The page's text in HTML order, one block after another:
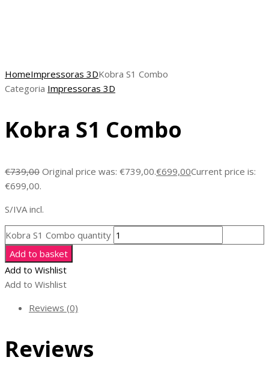
HomeImpressoras 3DKobra S1 Combo
Categoria Impressoras 3D
Kobra S1 Combo
€739,00 Original price was: €739,00.€699,00Current price is:
€699,00.
S/IVA incl.
Kobra S1 Combo quantity
Add to basket
Add to Wishlist
Add to Wishlist
Reviews (0)
Reviews